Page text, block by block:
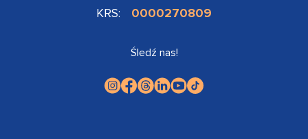
KRS: 0000270809
Śledź nas!